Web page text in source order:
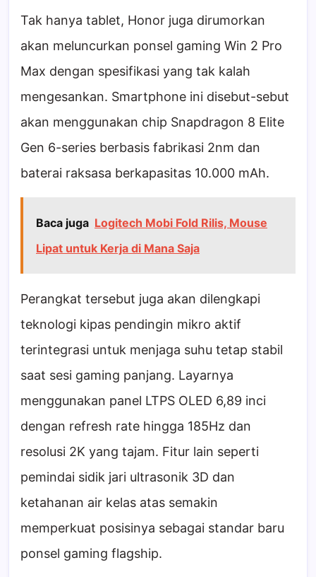
Tak hanya tablet, Honor juga dirumorkan
akan meluncurkan ponsel gaming Win 2 Pro
Max dengan spesifikasi yang tak kalah
mengesankan. Smartphone ini disebut-sebut
akan menggunakan chip Snapdragon 8 Elite
Gen 6-series berbasis fabrikasi 2nm dan
baterai raksasa berkapasitas 10.000 mAh.
Baca juga Logitech Mobi Fold Rilis, Mouse
Lipat untuk Kerja di Mana Saja
Perangkat tersebut juga akan dilengkapi
teknologi kipas pendingin mikro aktif
terintegrasi untuk menjaga suhu tetap stabil
saat sesi gaming panjang. Layarnya
menggunakan panel LTPS OLED 6,89 inci
dengan refresh rate hingga 185Hz dan
resolusi 2K yang tajam. Fitur lain seperti
pemindai sidik jari ultrasonik 3D dan
ketahanan air kelas atas semakin
memperkuat posisinya sebagai standar baru
ponsel gaming flagship.